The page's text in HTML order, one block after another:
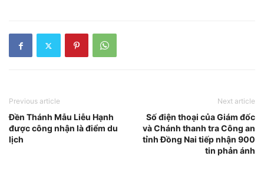
Previous article
Đền Thánh Mẫu Liễu Hạnh
được công nhận là điểm du
lịch
Next article
Số điện thoại của Giám đốc
và Chánh thanh tra Công an
tỉnh Đồng Nai tiếp nhận 900
tin phản ánh